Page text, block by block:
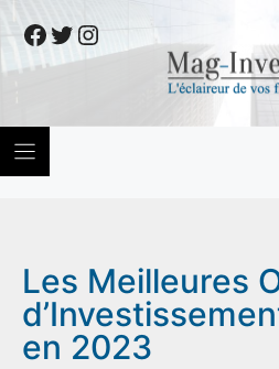
to
content
Facebook
Twitter
Instagram
Les Meilleures
en 2023